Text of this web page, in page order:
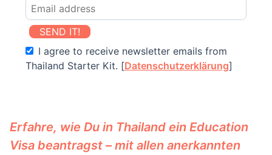
SEND IT!
I agree to receive newsletter emails from
Thailand Starter Kit. [Datenschutzerklärung]
Erfahre, wie Du in Thailand ein Education
Visa beantragst – mit allen anerkannten